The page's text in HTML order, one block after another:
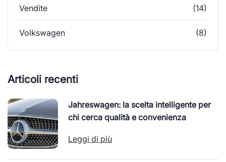
Vendite (14)
Volkswagen (8)
Articoli recenti
Jahreswagen: la scelta intelligente per
chi cerca qualità e convenienza
Leggi di più